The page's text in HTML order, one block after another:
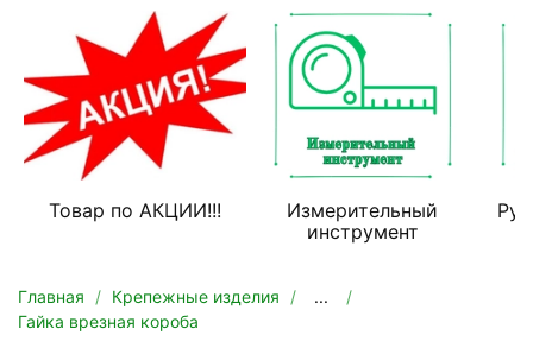
Товар по АКЦИИ!!!
Измерительный
инструмент
Главная Крепежные изделия
...
Гайка врезная короба